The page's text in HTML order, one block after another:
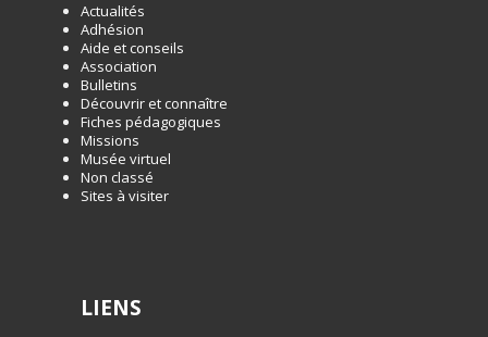
Actualités
Adhésion
Aide et conseils
Association
Bulletins
Découvrir et connaître
Fiches pédagogiques
Missions
Musée virtuel
Non classé
Sites à visiter
LIENS